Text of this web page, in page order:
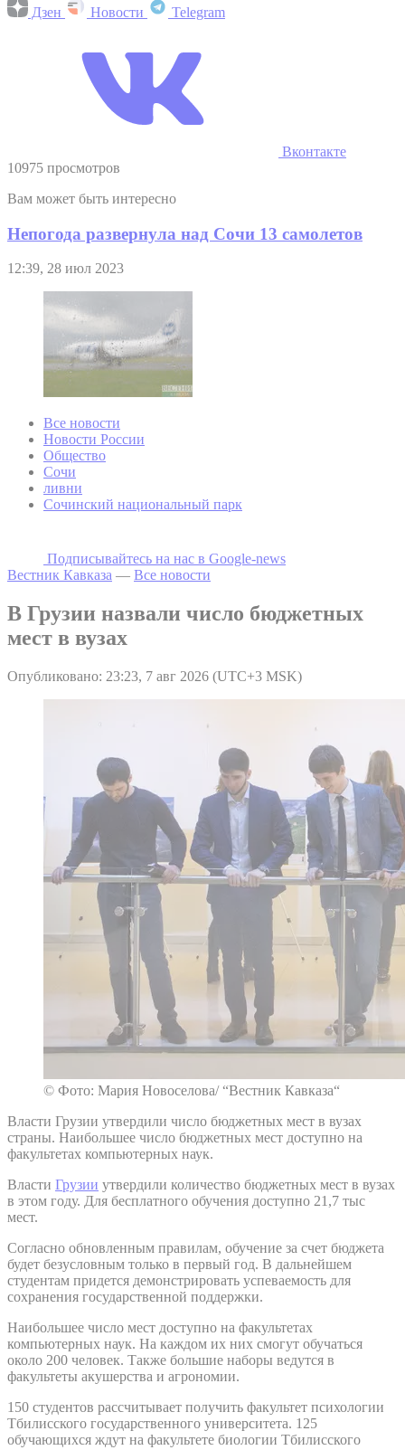
Дзен Новости Telegram
Вконтакте
10975 просмотров
Вам может быть интересно
Непогода развернула над Сочи 13 самолетов
12:39, 28 июл 2023
Все новости
Новости России
Общество
Сочи
ливни
Сочинский национальный парк
Подписывайтесь на наc в Google-news
Вестник Кавказа — Все новости
В Грузии назвали число бюджетных
мест в вузах
Опубликовано: 23:23, 7 авг 2026 (UTC+3 MSK)
© Фото: Мария Новоселова/ “Вестник Кавказа“
Власти Грузии утвердили число бюджетных мест в вузах
страны. Наибольшее число бюджетных мест доступно на
факультетах компьютерных наук.
Власти Грузии утвердили количество бюджетных мест в вузах
в этом году. Для бесплатного обучения доступно 21,7 тыс
мест.
Согласно обновленным правилам, обучение за счет бюджета
будет безусловным только в первый год. В дальнейшем
студентам придется демонстрировать успеваемость для
сохранения государственной поддержки.
Наибольшее число мест доступно на факультетах
компьютерных наук. На каждом их них смогут обучаться
около 200 человек. Также большие наборы ведутся в
факультеты акушерства и агрономии.
150 студентов рассчитывает получить факультет психологии
Тбилисского государственного университета. 125
обучающихся ждут на факультете биологии Тбилисского